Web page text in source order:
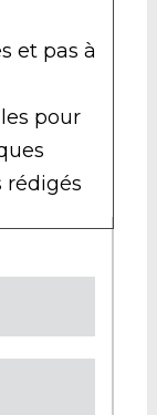
et pas à
pour
rédigés